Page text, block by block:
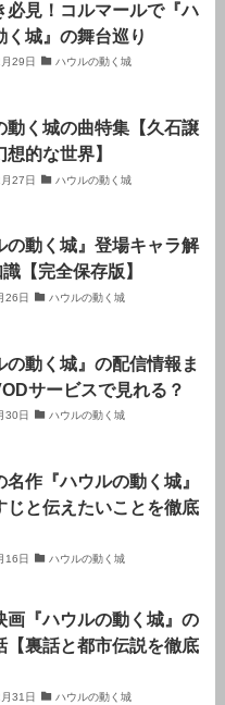
必見！コルマールで『ハ
く城』の舞台巡り
29日 ハウルの動く城
動く城の曲特集【久石譲
的な世界】
27日 ハウルの動く城
の動く城』登場キャラ解
【完全保存版】
26日 ハウルの動く城
の動く城』の配信情報ま
サービスで見れる？
30日 ハウルの動く城
名作『ハウルの動く城』
じと伝えたいことを徹底
16日 ハウルの動く城
画『ハウルの動く城』の
【裏話と都市伝説を徹底
31日 ハウルの動く城